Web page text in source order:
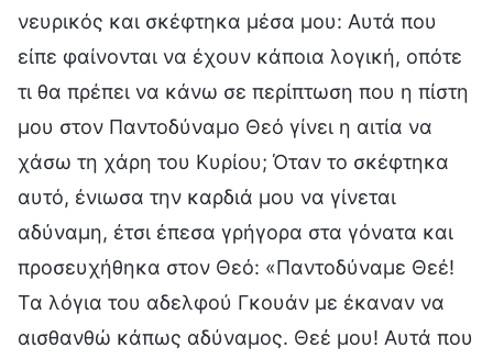
νευρικός και σκέφτηκα μέσα μου: Αυτά που
είπε φαίνονται να έχουν κάποια λογική, οπότε
τι θα πρέπει να κάνω σε περίπτωση που η πίστη
μου στον Παντοδύναμο Θεό γίνει η αιτία να
χάσω τη χάρη του Κυρίου; Όταν το σκέφτηκα
αυτό, ένιωσα την καρδιά μου να γίνεται
αδύναμη, έτσι έπεσα γρήγορα στα γόνατα και
προσευχήθηκα στον Θεό: «Παντοδύναμε Θεέ!
Τα λόγια του αδελφού Γκουάν με έκαναν να
αισθανθώ κάπως αδύναμος. Θεέ μου! Αυτά που